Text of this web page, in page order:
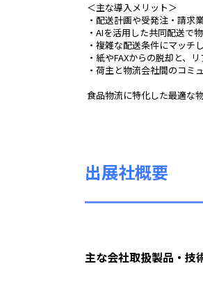
＜主な導入メリット＞
・配送計画や受発注・請求
・AIを活用した共同配送で
・複雑な配送条件にマッチ
・紙やFAXからの脱却と、
・荷主と物流会社間のコミ
食品物流に特化した最適な
出展社概要
主な会社取扱製品・技